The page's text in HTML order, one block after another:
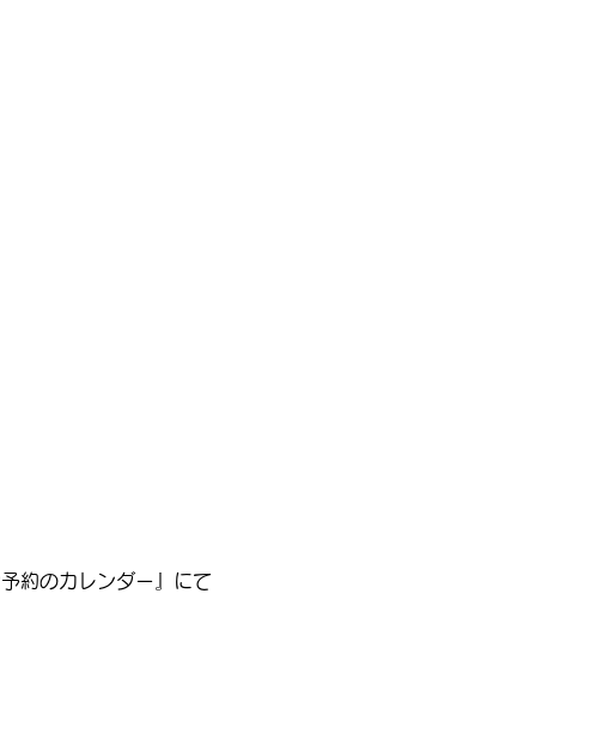
約のカレンダー』にて